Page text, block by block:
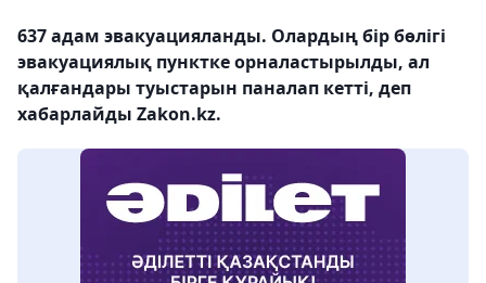
637 адам эвакуацияланды. Олардың бір бөлігі
эвакуациялық пунктке орналастырылды, ал
қалғандары туыстарын паналап кетті, деп
хабарлайды Zakon.kz.